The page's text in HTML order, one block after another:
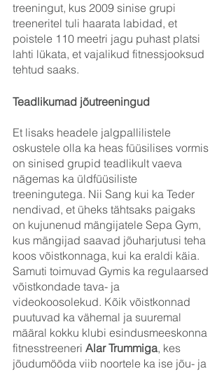
treeningut, kus 2009 sinise grupi
treeneritel tuli haarata labidad, et
poistele 110 meetri jagu puhast platsi
lahti lükata, et vajalikud fitnessjooksud
tehtud saaks.
Teadlikumad jõutreeningud
Et lisaks headele jalgpallilistele
oskustele olla ka heas füüsilises vormis
on sinised grupid teadlikult vaeva
nägemas ka üldfüüsiliste
treeningutega. Nii Sang kui ka Teder
nendivad, et üheks tähtsaks paigaks
on kujunenud mängijatele Sepa Gym,
kus mängijad saavad jõuharjutusi teha
koos võistkonnaga, kui ka eraldi käia.
Samuti toimuvad Gymis ka regulaarsed
võistkondade tava- ja
videokoosolekud. Kõik võistkonnad
puutuvad ka vähemal ja suuremal
määral kokku klubi esindusmeeskonna
fitnesstreeneri Alar Trummiga, kes
jõudumööda viib noortele ka ise jõu- ja